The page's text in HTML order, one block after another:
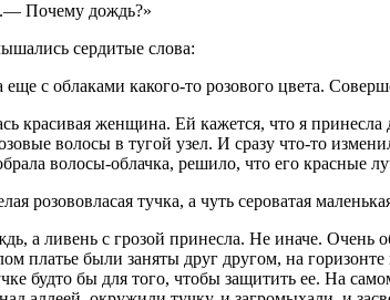
Почему дождь?»
сердитые слова:
с облаками какого-то розового цвета.
красивая женщина. Ей кажется, что я
волосы в тугой узел. И сразу что-то
волосы-облачка, решило, что его красные
розововласая тучка, а чуть сероватая
а ливень с грозой принесла. Не иначе.
платье были заняты друг другом, на
будто бы для того, чтобы защитить ее. На